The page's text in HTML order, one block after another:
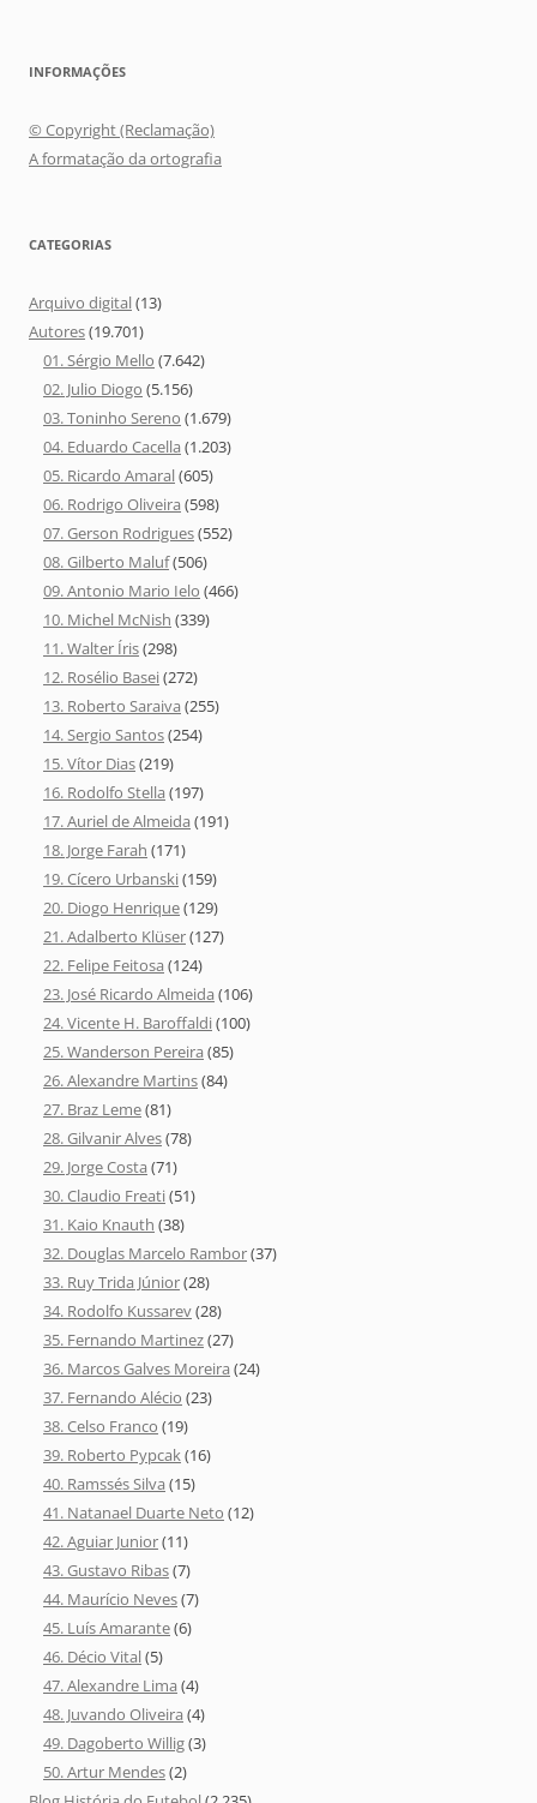
INFORMAÇÕES
© Copyright (Reclamação)
A formatação da ortografia
CATEGORIAS
Arquivo digital(13)
Autores(19.701)
01. Sérgio Mello (7.642)
02. Julio Diogo (5.156)
03. Toninho Sereno (1.679)
04. Eduardo Cacella (1.203)
05. Ricardo Amaral(605)
06. Rodrigo Oliveira (598)
07. Gerson Rodrigues(552)
08. Gilberto Maluf(506)
09. Antonio Mario Ielo (466)
10. Michel McNish (339)
11. Walter Íris(298)
12. Rosélio Basei(272)
13. Roberto Saraiva (255)
14. Sergio Santos(254)
15. Vítor Dias(219)
16. Rodolfo Stella (197)
17. Auriel de Almeida (191)
18. Jorge Farah (171)
19. Cícero Urbanski(159)
20. Diogo Henrique(129)
21. Adalberto Klüser(127)
22. Felipe Feitosa (124)
23. José Ricardo Almeida (106)
24. Vicente H. Baroffaldi(100)
25. Wanderson Pereira (85)
26. Alexandre Martins(84)
27. Braz Leme(81)
28. Gilvanir Alves(78)
29. Jorge Costa (71)
30. Claudio Freati(51)
31. Kaio Knauth (38)
32. Douglas Marcelo Rambor(37)
33. Ruy Trida Júnior(28)
34. Rodolfo Kussarev(28)
35. Fernando Martinez(27)
36. Marcos Galves Moreira (24)
37. Fernando Alécio (23)
38. Celso Franco (19)
39. Roberto Pypcak(16)
40. Ramssés Silva (15)
41. Natanael Duarte Neto (12)
42. Aguiar Junior(11)
43. Gustavo Ribas(7)
44. Maurício Neves(7)
45. Luís Amarante(6)
46. Décio Vital(5)
47. Alexandre Lima (4)
48. Juvando Oliveira (4)
49. Dagoberto Willig(3)
50. Artur Mendes(2)